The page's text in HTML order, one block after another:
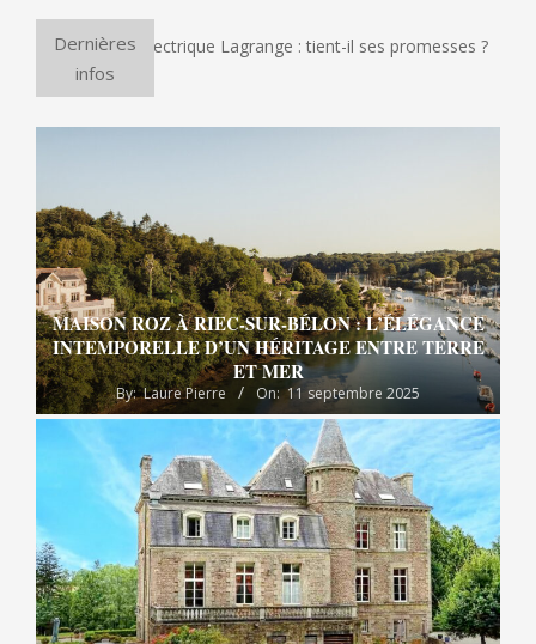
Dernières
infos
à pizza électrique Lagrange : tient-il ses promesses ?
MAISON ROZ À RIEC-SUR-BÉLON : L’ÉLÉGANCE
INTEMPORELLE D’UN HÉRITAGE ENTRE TERRE
ET MER
By: Laure Pierre On: 11 septembre 2025